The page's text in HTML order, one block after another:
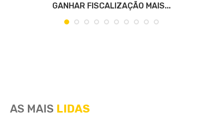
GANHAR FISCALIZAÇÃO MAIS...
AS MAIS LIDAS